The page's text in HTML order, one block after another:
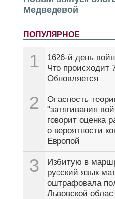
Медведевой
ПОПУЛЯРНОЕ
1
1626-й день
Что происходит
Обновляется
2
Опасность
"затягивания
говорит оценка
о вероятности
Европой
3
Избитую в
русский язык
оштрафовала
Львовской